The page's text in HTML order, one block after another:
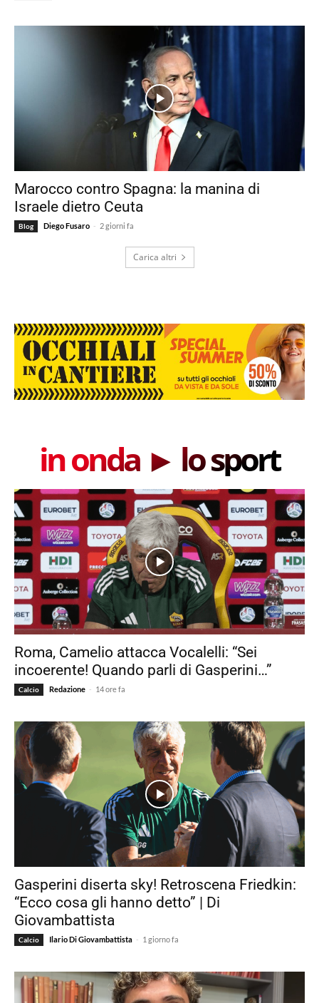
Marocco contro Spagna: la manina di
Israele dietro Ceuta
Blog Diego Fusaro - 2 giorni fa
Carica altri
in onda ► lo sport
Roma, Camelio attacca Vocalelli: “Sei
incoerente! Quando parli di Gasperini…”
Calcio Redazione - 14 ore fa
Gasperini diserta sky! Retroscena Friedkin:
“Ecco cosa gli hanno detto” | Di
Giovambattista
Calcio Ilario Di Giovambattista - 1 giorno fa